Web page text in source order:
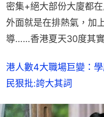
密集+絕大部份大廈都
外面就是在排熱氣，加
導……香港夏天30度其
港人數4大職場巨變：
民狠批:誇大其詞